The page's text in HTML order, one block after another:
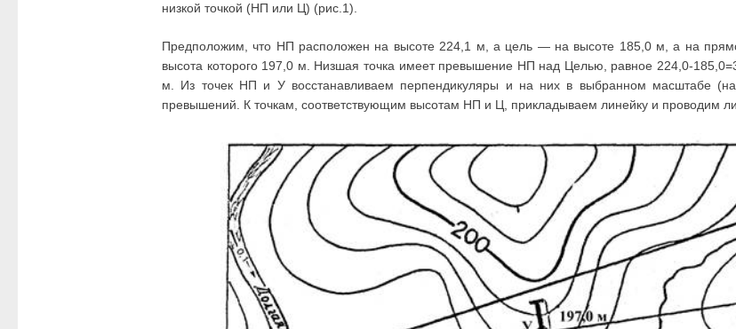
низкой точкой (НП или Ц) (рис.1).
Предположим, что НП расположен на высоте 224,1 м, а цель — на высоте 185,0 м, а на
высота которого 197,0 м. Низшая точка имеет превышение НП над Целью, равное 224,0-
м. Из точек НП и У восстанавливаем перпендикуляры и на них в выбранном масштабе
превышений. К точкам, соответствующим высотам НП и Ц, прикладываем линейку и проводим